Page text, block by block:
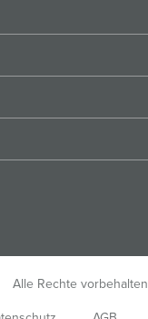
Alle Rechte vorbehalten